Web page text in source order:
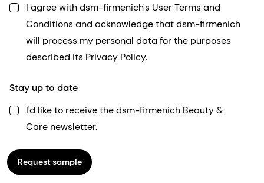
I agree with dsm-firmenich's User Terms and
Conditions and acknowledge that dsm-firmenich
will process my personal data for the purposes
described its Privacy Policy.
Stay up to date
I'd like to receive the dsm-firmenich Beauty &
Care newsletter.
Request sample